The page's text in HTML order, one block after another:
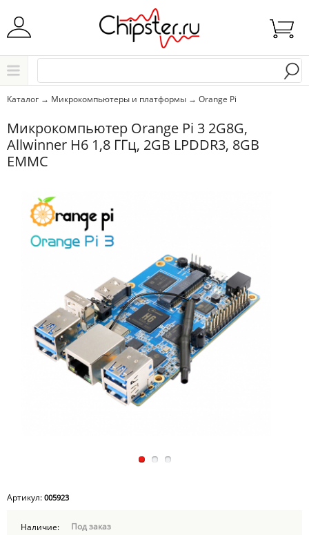
Начните водить название города..
Каталог → Микрокомпьютеры и платформы → Orange Pi
Микрокомпьютер Orange Pi 3 2G8G,
Allwinner H6 1,8 ГГц, 2GB LPDDR3, 8GB
EMMC
Артикул: 005923
Наличие:
Под заказ